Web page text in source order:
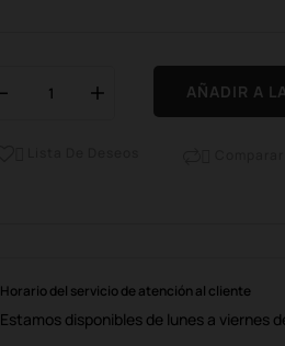
AÑADIR A
Horario del servicio de atención al cliente
Estamos disponibles de lunes a viernes